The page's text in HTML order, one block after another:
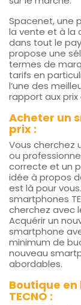
Spacenet, une
la vente et à la
dans tout le
propose une
termes de
tarifs en
l’une des
rapport aux
Acheter un
prix :
Vous cherchez
ou
correcte et un
idée à propos
est là pour
smartphones
cherchez avec
Acquérir un
smartphone
minimum de
nouveau
abordables.
Boutique
TECNO :